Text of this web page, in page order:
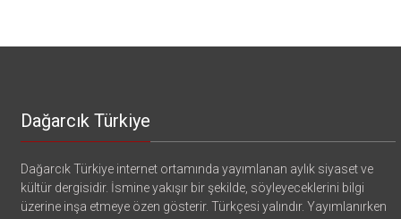
Dağarcık Türkiye
Dağarcık Türkiye internet ortamında yayımlanan aylık siyaset ve
kültür dergisidir. İsmine yakışır bir şekilde, söyleyeceklerini bilgi
üzerine inşa etmeye özen gösterir. Türkçesi yalındır. Yayımlanırken